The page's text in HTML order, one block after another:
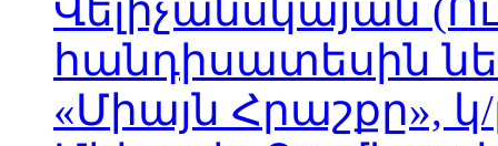
Վելիչանսկայան
հանդիսատեսին
«Միայն Հրաշքը», կ/